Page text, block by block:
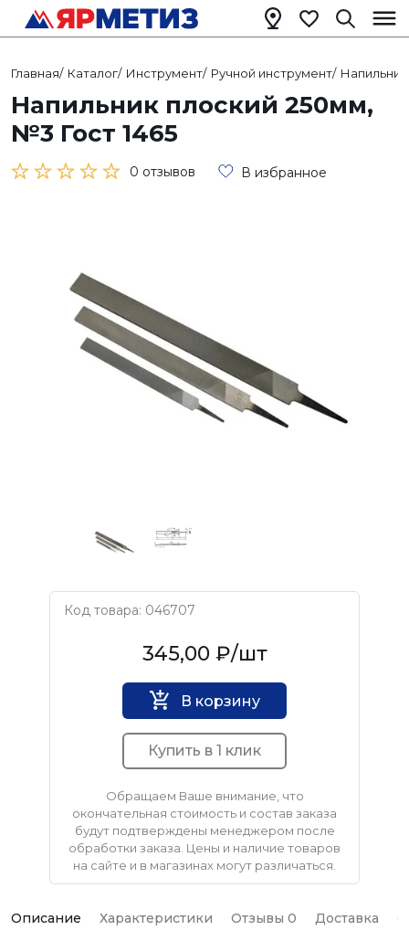
Главная/ Каталог/ Инструмент/ Ручной инструмент/
Напильник плоский 250мм,
№3 Гост 1465
0 отзывов В избранное
Код товара: 046707
345,00 ₽/шт
В корзину
Купить в 1 клик
Обращаем Ваше внимание, что
окончательная стоимость и состав заказа
будут подтверждены менеджером после
обработки заказа. Цены и наличие товаров
на сайте и в магазинах могут различаться.
Описание Характеристики Отзывы 0 Доставка